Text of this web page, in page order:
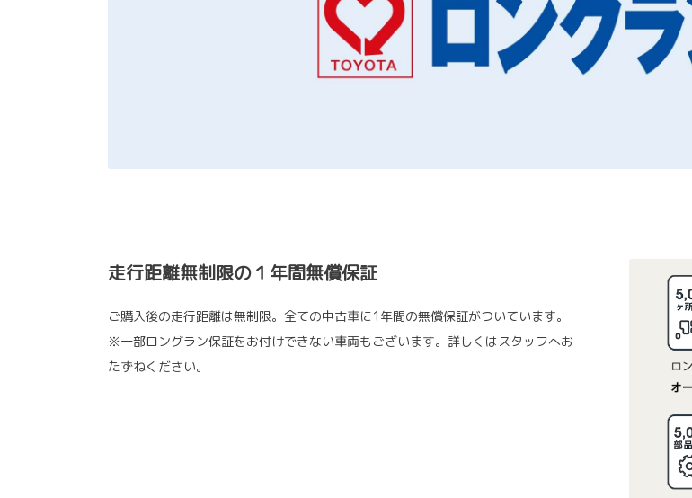
走行距離無制限の１年間無償保証
ご購入後の走行距離は無制限。全ての中古車に1年間の無償保証がついています。
※一部ロングラン保証をお付けできない車両もございます。詳しくはスタッフへお
たずねください。